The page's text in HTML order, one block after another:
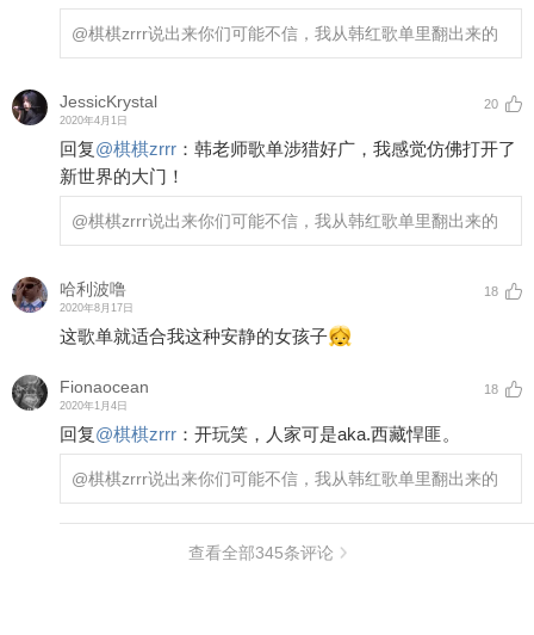
@棋棋zrrr说出来你们可能不信，我从韩红歌单里翻出来的
JessicKrystal
2020年4月1日
20
回复@棋棋zrrr ： 韩老师歌单涉猎好广，我感觉仿佛打开了
新世界的大门！
@棋棋zrrr说出来你们可能不信，我从韩红歌单里翻出来的
哈利波噜
2020年8月17日
18
这歌单就适合我这种安静的女孩子
Fionaocean
2020年1月4日
18
回复@棋棋zrrr ： 开玩笑，人家可是aka.西藏悍匪。
@棋棋zrrr说出来你们可能不信，我从韩红歌单里翻出来的
查看全部345条评论